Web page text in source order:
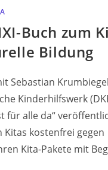
Buch zum
Bildung
Sebastian
Kinderhilfswerk
für alle da“
Kitas kostenfrei gegen
Kita-Pakete mit